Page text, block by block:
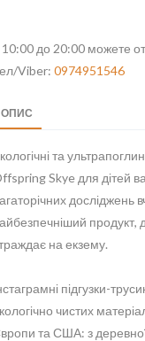
до 20:00 можете
Viber: 0974951546
ОПИС
та
Skye для дітей
досліджень
продукт,
на екзему.
підгузки-
чистих
та США: з